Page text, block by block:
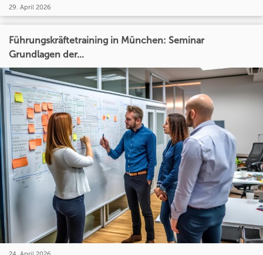
29. April 2026
Führungskräftetraining in München: Seminar
Grundlagen der...